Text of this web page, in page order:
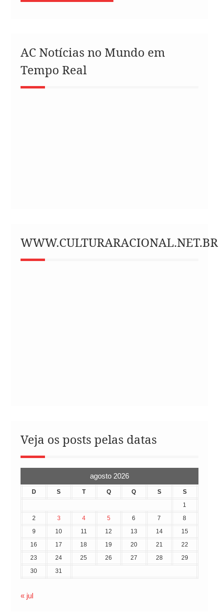
AC Notícias no Mundo em
Tempo Real
WWW.CULTURARACIONAL.NET.BR
Veja os posts pelas datas
agosto 2026
D S T Q Q S
S
1
2
3 4 5 6 7
8
9
10 11 12 13 14
15
16
17 18 19 20 21
22
23
24 25 26 27 28
29
30
31
« jul